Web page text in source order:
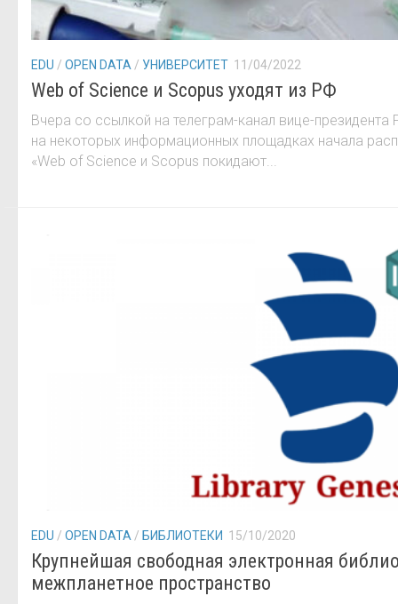
EDU / OPEN DATA / УНИВЕРСИТЕТ 11/04/2022
Web of Science и Scopus уходят из РФ
Вчера со ссылкой на телеграм-канал вице-
на некоторых информационных площадках начала
«Web of Science и Scopus покидают...
EDU / OPEN DATA/ БИБЛИОТЕКИ 15/10/2020
Крупнейшая свободная электронная
межпланетное пространство